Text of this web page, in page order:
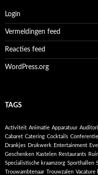
Login
Vermeldingen feed
Reacties feed
WordPress.org
TAGS
Activiteit Animatie Apparatuur
Cabaret Catering Cocktails
Drankjes Drukwerk Entertainment
Geschenken Kastelen Restaurants
Specialistische kraamzorg Sporthallen
Trouwambtenaar Trouwzalen Vacature